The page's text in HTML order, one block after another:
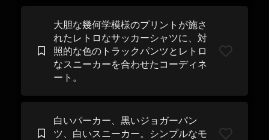
大胆な幾何学模様のプリントが施さ
れたレトロなサッカーシャツに、対
照的な色のトラックパンツとレトロ
なスニーカーを合わせたコーディネ
ート。
白いパーカー、黒いジョガーパン
ツ、白いスニーカー。シンプルなモ